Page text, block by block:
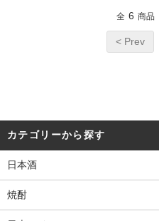
全 6 商品
< Prev
カテゴリーから探す
日本酒
焼酎